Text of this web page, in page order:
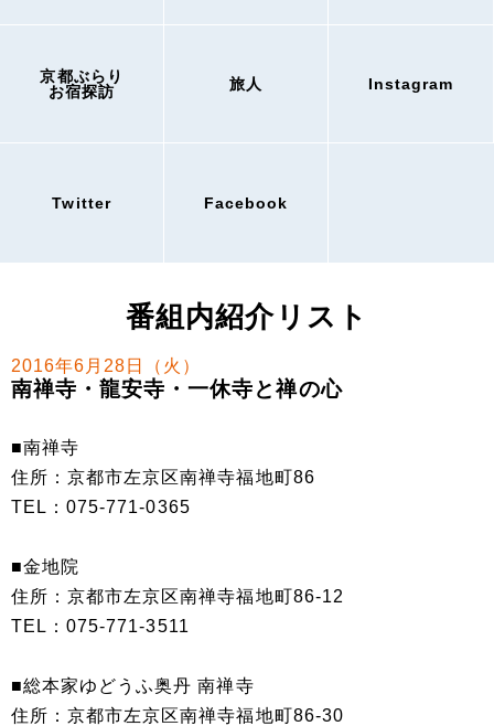
京都ぶらり
お宿探訪
旅人 Instagram
Twitter Facebook
番組内紹介リスト
2016年6月28日（火）
南禅寺・龍安寺・一休寺と禅の心
■南禅寺
住所：京都市左京区南禅寺福地町86
TEL：075-771-0365
■金地院
住所：京都市左京区南禅寺福地町86-12
TEL：075-771-3511
■総本家ゆどうふ奥丹 南禅寺
住所：京都市左京区南禅寺福地町86-30